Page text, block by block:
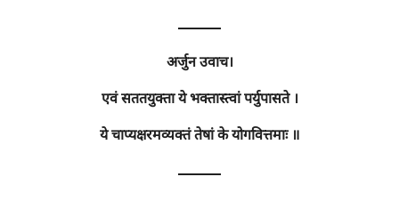
———
अर्जुन उवाच।
एवं सततयुक्ता ये भक्तास्त्वां पर्युपासते ।
ये चाप्यक्षरमव्यक्तं तेषां के योगवित्तमाः ॥
———